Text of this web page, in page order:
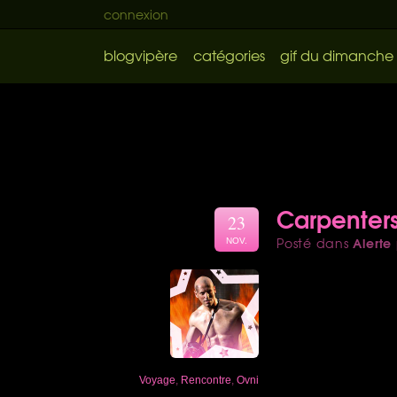
connexion
blogvipère catégories gif du dimanche
Posté dansAlerte
23
NOV.
Voyage Rencontre Ovni